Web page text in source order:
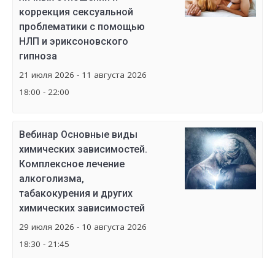
коррекция сексуальной
проблематики с помощью
НЛП и эриксоновского
гипноза
21 июля 2026 - 11 августа 2026
18:00 - 22:00
Вебинар Основные виды
химических зависимостей.
Комплексное лечение
алкоголизма,
табакокурения и других
химических зависимостей
29 июля 2026 - 10 августа 2026
18:30 - 21:45